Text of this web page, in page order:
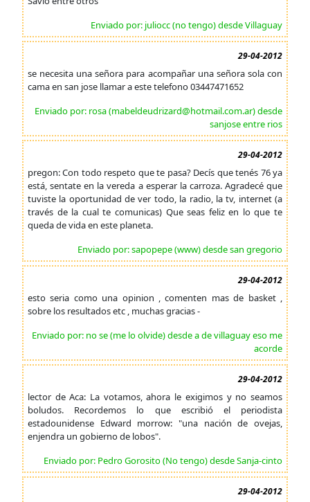
Enviado por: juliocc (no tengo) desde Villaguay
29-04-2012
se necesita una señora para acompañar una señora sola con
cama en san jose llamar a este telefono 03447471652
Enviado por: rosa (mabeldeudrizard@hotmail.com.ar) desde
sanjose entre rios
29-04-2012
pregon: Con todo respeto que te pasa? Decís que tenés 76 ya
está, sentate en la vereda a esperar la carroza. Agradecé que
tuviste la oportunidad de ver todo, la radio, la tv, internet (a
través de la cual te comunicas) Que seas feliz en lo que te
queda de vida en este planeta.
Enviado por: sapopepe (www) desde san gregorio
29-04-2012
esto seria como una opinion , comenten mas de basket ,
sobre los resultados etc , muchas gracias -
Enviado por: no se (me lo olvide) desde a de villaguay eso me
acorde
29-04-2012
lector de Aca: La votamos, ahora le exigimos y no seamos
boludos. Recordemos lo que escribió el periodista
estadounidense Edward morrow: "una nación de ovejas,
enjendra un gobierno de lobos".
Enviado por: Pedro Gorosito (No tengo) desde Sanja-cinto
29-04-2012